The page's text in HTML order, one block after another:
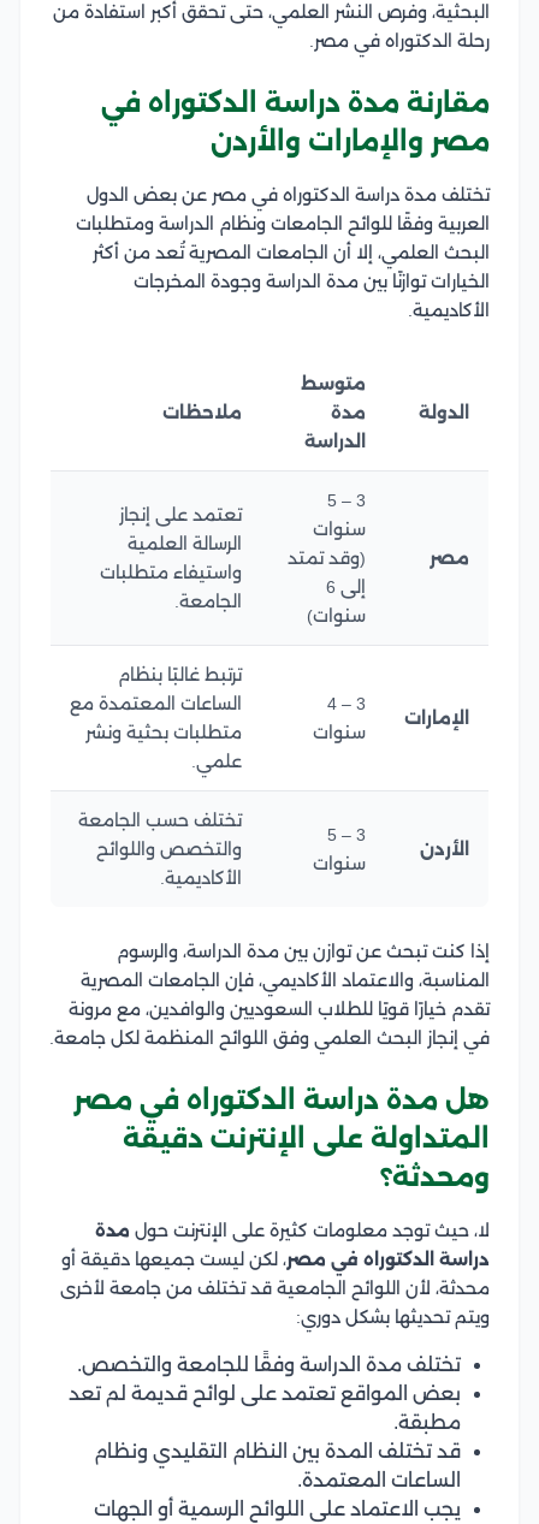
البحثية، وفرص النشر العلمي، حتى تحقق أكبر استفادة من
رحلة الدكتوراه في مصر.
مقارنة مدة دراسة الدكتوراه في
مصر والإمارات والأردن
تختلف مدة دراسة الدكتوراه في مصر عن بعض الدول
العربية وفقًا للوائح الجامعات ونظام الدراسة ومتطلبات
البحث العلمي، إلا أن الجامعات المصرية تُعد من أكثر
الخيارات توازنًا بين مدة الدراسة وجودة المخرجات
الأكاديمية.
الدولة
متوسط
مدة
الدراسة
ملاحظات
مصر
3 – 5
سنوات
(وقد تمتد
إلى 6
سنوات)
تعتمد على إنجاز
الرسالة العلمية
واستيفاء متطلبات
الجامعة.
الإمارات
3 – 4
سنوات
ترتبط غالبًا بنظام
الساعات المعتمدة مع
متطلبات بحثية ونشر
علمي.
الأردن
3 – 5
سنوات
تختلف حسب الجامعة
والتخصص واللوائح
الأكاديمية.
إذا كنت تبحث عن توازن بين مدة الدراسة، والرسوم
المناسبة، والاعتماد الأكاديمي، فإن الجامعات المصرية
تقدم خيارًا قويًا للطلاب السعوديين والوافدين، مع مرونة
في إنجاز البحث العلمي وفق اللوائح المنظمة لكل جامعة.
هل مدة دراسة الدكتوراه في مصر
المتداولة على الإنترنت دقيقة
ومحدثة؟
لا، حيث توجد معلومات كثيرة على الإنترنت حول مدة
دراسة الدكتوراه في مصر، لكن ليست جميعها دقيقة أو
محدثة، لأن اللوائح الجامعية قد تختلف من جامعة لأخرى
ويتم تحديثها بشكل دوري:
تختلف مدة الدراسة وفقًا للجامعة والتخصص.
بعض المواقع تعتمد على لوائح قديمة لم تعد
مطبقة.
قد تختلف المدة بين النظام التقليدي ونظام
الساعات المعتمدة.
يجب الاعتماد على اللوائح الرسمية أو الجهات